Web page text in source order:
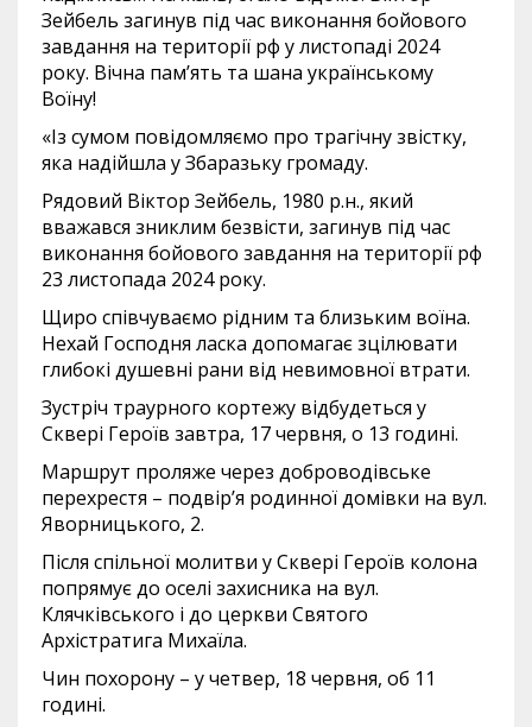
Зейбель загинув під час виконання бойового
завдання на території рф у листопаді 2024
року. Вічна пам’ять та шана українському
Воїну!
«Із сумом повідомляємо про трагічну звістку,
яка надійшла у Збаразьку громаду.
Рядовий Віктор Зейбель, 1980 р.н., який
вважався зниклим безвісти, загинув під час
виконання бойового завдання на території рф
23 листопада 2024 року.
Щиро співчуваємо рідним та близьким воїна.
Нехай Господня ласка допомагає зцілювати
глибокі душевні рани від невимовної втрати.
Зустріч траурного кортежу відбудеться у
Сквері Героїв завтра, 17 червня, о 13 годині.
Маршрут проляже через доброводівське
перехрестя – подвір’я родинної домівки на вул.
Яворницького, 2.
Після спільної молитви у Сквері Героїв колона
попрямує до оселі захисника на вул.
Клячківського і до церкви Святого
Архістратига Михаїла.
Чин похорону – у четвер, 18 червня, об 11
годині.